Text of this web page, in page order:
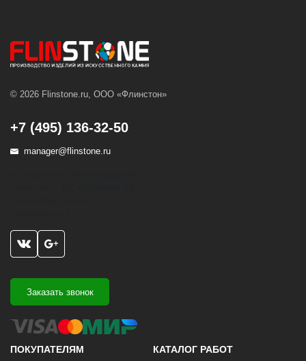
© 2026 Flinstone.ru, ООО «Флинстон»
+7 (495) 136-32-50
manager@flinstone.ru
Заказать звонок
ПОКУПАТЕЛЯМ
КАТАЛОГ РАБОТ